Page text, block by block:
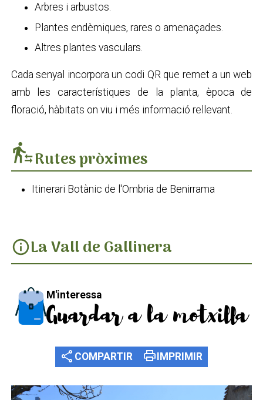
Arbres i arbustos.
Plantes endèmiques, rares o amenaçades.
Altres plantes vasculars.
Cada senyal incorpora un codi QR que remet a un web
amb les característiques de la planta, època de
floració, hàbitats on viu i més informació rellevant.
transfer_within_a_stationRutes pròximes
Itinerari Botànic de l'Ombria de Benirrama
infoLa Vall de Gallinera
M'interessa
Guardar a la motxilla
share COMPARTIR print IMPRIMIR